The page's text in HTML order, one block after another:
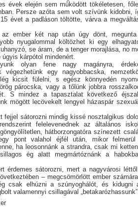
évek elején sem működött tökéletesen,
Persze azóta sem volt szívünk kidobni,
évet a padláson töltötte, várva a
az ember két nap után úgy dönt,
nyugalommal költözhet ki egy
se áram, de a tenger morajlása, no
kárpótol mindenért.
olyan fene nagy magányra,
végezhetünk egy nagyobbacska,
kicsit fülelni, s egész könnyedén
párocska, vagy a tőlünk jobbra
S mindez a tapasztalat következő
mögött lecövekelt lengyel házaspár
fejjel sátorozni mindig kissé nosztalgikus
felelevenednek az általános
hátborzongatóra színezett
pont valahol éjfél után, mikor
ha leosonnánk a strandra, csak mi
ég alatt megmártóznánk a
érdemes sátorozni, mert a nagyvárosi
– megcsömörlött ember
csak elhúzni a szúnyoghálót, és kidugni
valamennyi csillagával